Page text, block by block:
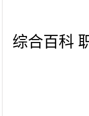
综合百科